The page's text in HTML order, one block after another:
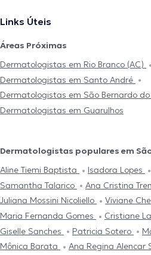
Links Úteis
Áreas Próximas
Dermatologistas em Rio Branco (AC)
Dermatologistas em Santo André
Dermatologistas em São Bernardo
Dermatologistas em Guarulhos
Dermatologistas populares em
Aline Tiemi Baptista
Isadora Lopes
Samantha Talarico
Ana Cristina
Juliana Mossini Nicoliello
Viviane
Maria Fernanda Gomes
Cristiane
Giselle Sanches
Patricia Sotero
Mônica Barata
Ana Regina Alencar